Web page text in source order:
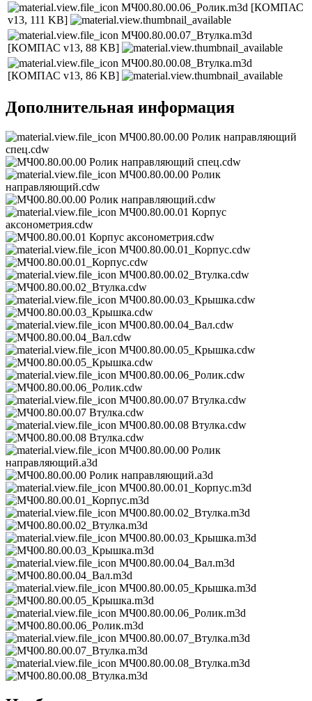
МЧ00.80.00.06_Ролик.m3d [КОМПАС
v13, 111 KB]
МЧ00.80.00.07_Втулка.m3d
[КОМПАС v13, 88 KB]
МЧ00.80.00.08_Втулка.m3d
[КОМПАС v13, 86 KB]
Дополнительная информация
МЧ00.80.00.00 Ролик направляющий
спец.cdw
МЧ00.80.00.00 Ролик
направляющий.cdw
МЧ00.80.00.01 Корпус
аксонометрия.cdw
МЧ00.80.00.01_Корпус.cdw
МЧ00.80.00.02_Втулка.cdw
МЧ00.80.00.03_Крышка.cdw
МЧ00.80.00.04_Вал.cdw
МЧ00.80.00.05_Крышка.cdw
МЧ00.80.00.06_Ролик.cdw
МЧ00.80.00.07 Втулка.cdw
МЧ00.80.00.08 Втулка.cdw
МЧ00.80.00.00 Ролик
направляющий.a3d
МЧ00.80.00.01_Корпус.m3d
МЧ00.80.00.02_Втулка.m3d
МЧ00.80.00.03_Крышка.m3d
МЧ00.80.00.04_Вал.m3d
МЧ00.80.00.05_Крышка.m3d
МЧ00.80.00.06_Ролик.m3d
МЧ00.80.00.07_Втулка.m3d
МЧ00.80.00.08_Втулка.m3d